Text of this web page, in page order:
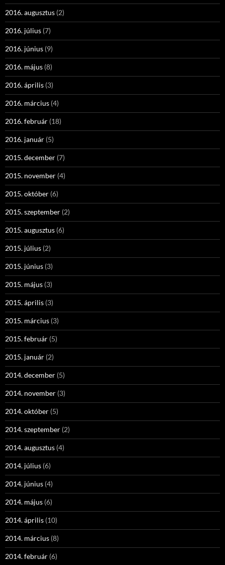
2016. augusztus (2)
2016. július (7)
2016. június (9)
2016. május (8)
2016. április (3)
2016. március (4)
2016. február (18)
2016. január (5)
2015. december (7)
2015. november (4)
2015. október (6)
2015. szeptember (2)
2015. augusztus (6)
2015. július (2)
2015. június (3)
2015. május (3)
2015. április (3)
2015. március (3)
2015. február (5)
2015. január (2)
2014. december (5)
2014. november (3)
2014. október (5)
2014. szeptember (2)
2014. augusztus (4)
2014. július (6)
2014. június (4)
2014. május (6)
2014. április (10)
2014. március (8)
2014. február (6)